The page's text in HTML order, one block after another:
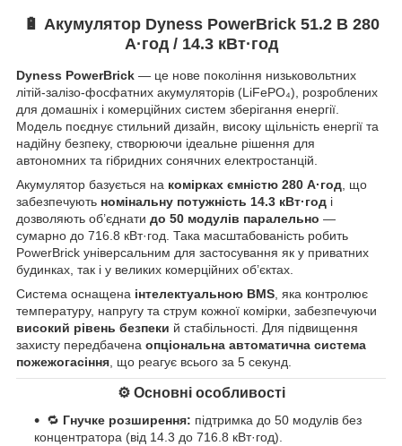
🔋 Акумулятор Dyness PowerBrick 51.2 В 280
А·год / 14.3 кВт·год
Dyness PowerBrick — це нове покоління низьковольтних
літій-залізо-фосфатних акумуляторів (LiFePO₄), розроблених
для домашніх і комерційних систем зберігання енергії.
Модель поєднує стильний дизайн, високу щільність енергії та
надійну безпеку, створюючи ідеальне рішення для
автономних та гібридних сонячних електростанцій.
Акумулятор базується на комірках ємністю 280 А·год, що
забезпечують номінальну потужність 14.3 кВт·год і
дозволяють об’єднати до 50 модулів паралельно —
сумарно до 716.8 кВт·год. Така масштабованість робить
PowerBrick універсальним для застосування як у приватних
будинках, так і у великих комерційних об’єктах.
Система оснащена інтелектуальною BMS, яка контролює
температуру, напругу та струм кожної комірки, забезпечуючи
високий рівень безпеки й стабільності. Для підвищення
захисту передбачена опціональна автоматична система
пожежогасіння, що реагує всього за 5 секунд.
⚙️ Основні особливості
🔁 Гнучке розширення: підтримка до 50 модулів без
концентратора (від 14.3 до 716.8 кВт·год).